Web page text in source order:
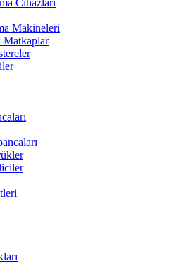
Cihazları
Makineleri
Matkaplar